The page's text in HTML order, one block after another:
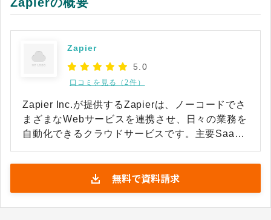
Zapier
5.0
口コミを見る（2件）
Zapier Inc.が提供するZapierは、ノーコードでさ
まざまなWebサービスを連携させ、日々の業務を
自動化できるクラウドサービスです。主要SaaS
対応しており、8,000種類以上（※）のWebサー
ビスに対応しています。 直感的な操作だけで、複
数サービスをまたいだ複雑なワークフローや多種
多様な業務プロセスの自動化もコード不要で構築
無料で資料請求